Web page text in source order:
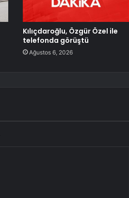
Kılıçdaroğlu, Özgür Özel ile
telefonda görüştü
Ağustos 6, 2026